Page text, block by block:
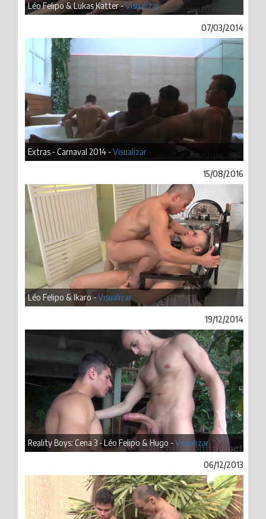
Léo Felipo & Lukas Katter -Visualizar
07/03/2014
Extras - Carnaval 2014 -Visualizar
15/08/2016
Léo Felipo & Ikaro -Visualizar
19/12/2014
Reality Boys: Cena 3 - Léo Felipo & Hugo -Visualizar
06/12/2013